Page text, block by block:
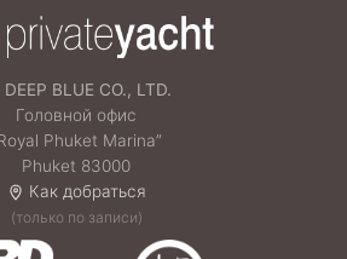
DEEP BLUE CO., LTD.
Головной офис
Phuket Marina”
Phuket 83000
Как добраться
(только по записи)